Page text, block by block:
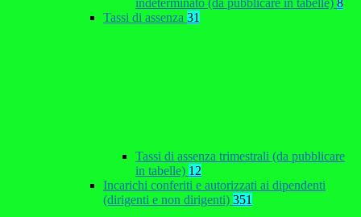
indeterminato (da pubblicare in tabelle) 8
Tassi di assenza 31
Tassi di assenza trimestrali (da pubblicare
in tabelle) 12
Incarichi conferiti e autorizzati ai dipendenti
(dirigenti e non dirigenti) 351